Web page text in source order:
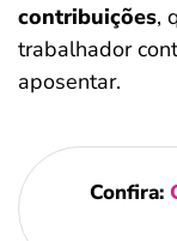
contribuições,
trabalhador
aposentar.
Confira: